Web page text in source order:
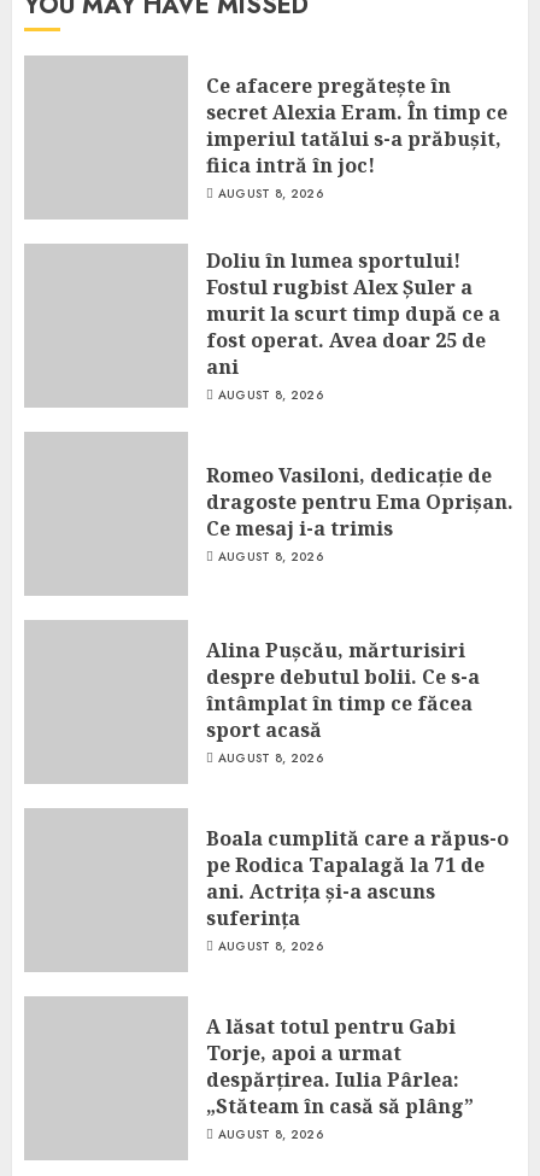
Ce afacere pregătește în
secret Alexia Eram. În timp ce
imperiul tatălui s-a prăbușit,
fiica intră în joc!
AUGUST 8, 2026
Doliu în lumea sportului!
Fostul rugbist Alex Șuler a
murit la scurt timp după ce a
fost operat. Avea doar 25 de
ani
AUGUST 8, 2026
Romeo Vasiloni, dedicație de
dragoste pentru Ema Oprișan.
Ce mesaj i-a trimis
AUGUST 8, 2026
Alina Pușcău, mărturisiri
despre debutul bolii. Ce s-a
întâmplat în timp ce făcea
sport acasă
AUGUST 8, 2026
Boala cumplită care a răpus-o
pe Rodica Tapalagă la 71 de
ani. Actrița și-a ascuns
suferința
AUGUST 8, 2026
A lăsat totul pentru Gabi
Torje, apoi a urmat
despărțirea. Iulia Pârlea:
„Stăteam în casă să plâng”
AUGUST 8, 2026